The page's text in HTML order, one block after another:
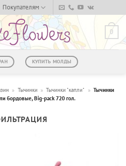
Покупателям
0
КУПИТЬ МОЛДЫ
» Тычинки » Тычинки "капли" » Тычинки
бордовые, Big-pack 720 гол.